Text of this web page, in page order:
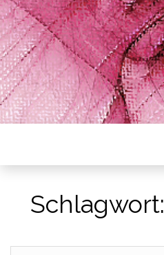
Schlagwort: